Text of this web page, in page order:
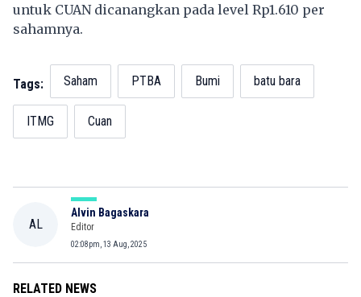
untuk CUAN dicanangkan pada level Rp1.610 per
sahamnya.
Tags: Saham PTBA Bumi batu bara
ITMG Cuan
AL
Alvin Bagaskara
Editor
02:08pm, 13 Aug, 2025
RELATED NEWS